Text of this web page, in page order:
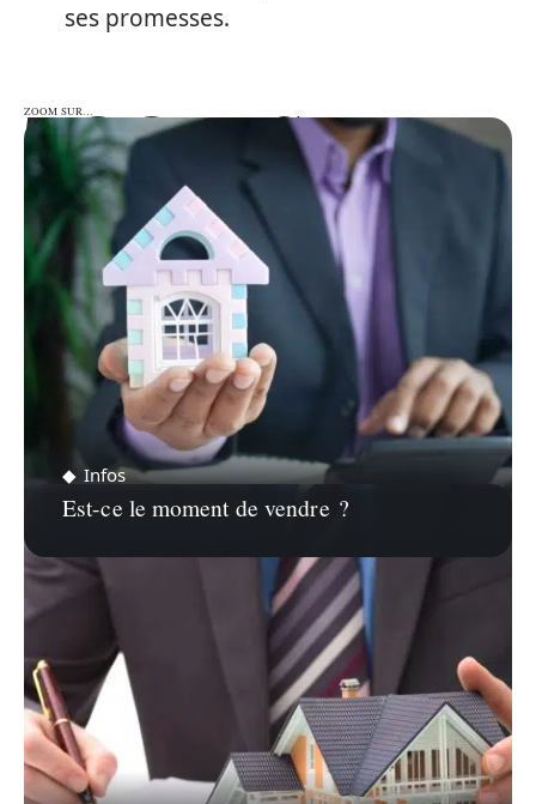
ses promesses.
ZOOM SUR…
ZOOM SUR…
Infos
Est-ce le moment de vendre ?